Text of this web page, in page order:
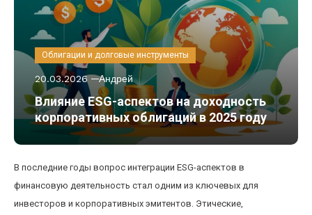
Облигации и долговые инструменты
20.03.2026 Андрей
Влияние ESG-аспектов на доходность
корпоративных облигаций в 2025 году
В последние годы вопрос интеграции ESG-аспектов в
финансовую деятельность стал одним из ключевых для
инвесторов и корпоративных эмитентов. Этические,